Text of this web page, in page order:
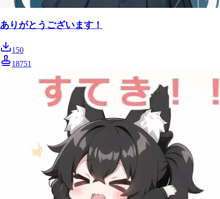
ありがとうございます！
150
18751